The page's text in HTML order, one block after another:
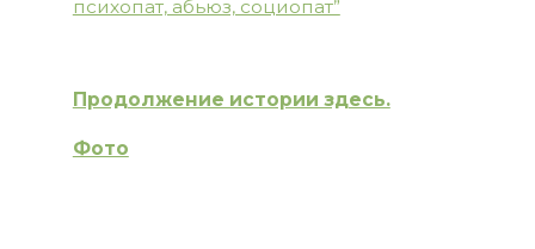
психопат, абьюз, социопат”
Продолжение истории здесь.
Фото